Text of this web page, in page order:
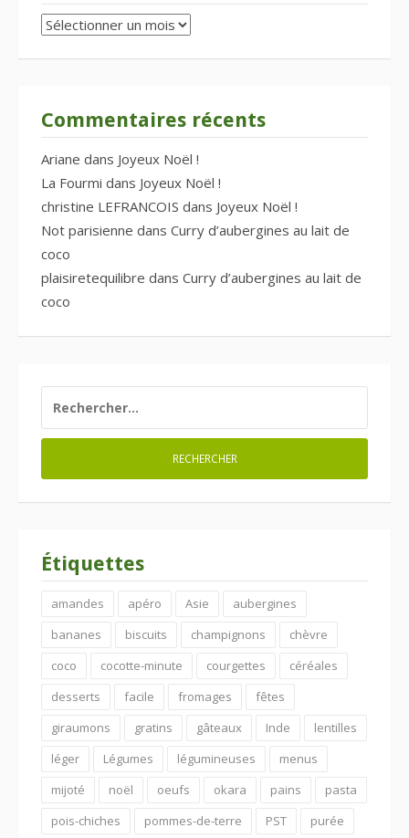
Archives
Commentaires récents
Ariane dans Joyeux Noël !
La Fourmi dans Joyeux Noël !
christine LEFRANCOIS dans Joyeux Noël !
Not parisienne dans Curry d’aubergines au lait de
coco
plaisiretequilibre dans Curry d’aubergines au lait de
coco
Étiquettes
amandes apéro Asie
aubergines
bananes
biscuits champignons
chèvre
coco
cocotte-minute courgettes
céréales
desserts
facile fromages
fêtes
giraumons
gratins gâteaux Inde
lentilles
léger
Légumes légumineuses
menus
mijoté
noël oeufs okara pains
pasta
pois-chiches
pommes-de-terre PST
purée